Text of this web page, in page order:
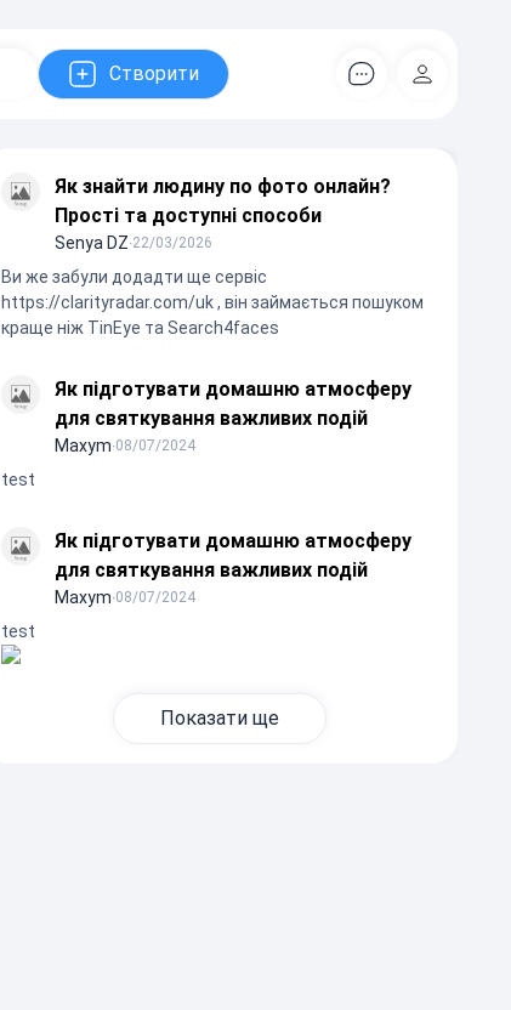
Створити
Коментарів
Як знайти людину по фото онлайн?
Прості та доступні способи
Senya DZ∙22/03/2026
Ви же забули додадти ще сервіс
https://clarityradar.com/uk , він займається пошуком
краще ніж TinEye та Search4faces
Як підготувати домашню атмосферу
для святкування важливих подій
Maxym∙08/07/2024
test
Як підготувати домашню атмосферу
для святкування важливих подій
Maxym∙08/07/2024
test
Показати ще